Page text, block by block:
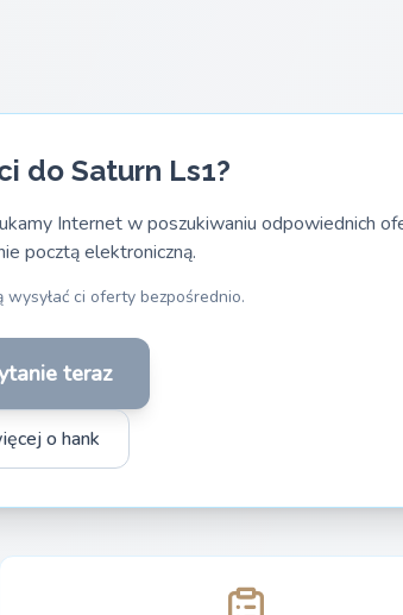
do Saturn Ls1?
Internet w poszukiwaniu odpowiednich
pocztą elektroniczną.
ci oferty bezpośrednio.
teraz
o hank